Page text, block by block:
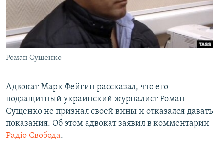
ПОБЕДИТЕЛЕЙ НЕ СУДЯТ?
КРЫМ.НЕПОКОРЕННЫЙ
ELIFBE
УКРАИНСКАЯ ПРОБЛЕМА КРЫМА
ПРИСОЕДИНЯЙТЕСЬ!
Роман Сущенко
Адвокат Марк Фейгин рассказал, что его
подзащитный украинский журналист Роман
Сущенко не признал своей вины и отказался давать
показания. Об этом адвокат заявил в комментарии
Радіо Свобода.